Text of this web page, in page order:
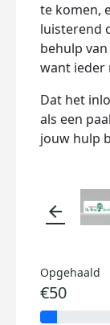
te komen,
luisterend
behulp
want ieder
Dat het
als een
jouw hulp
arrow_back
Opgehaald
€50